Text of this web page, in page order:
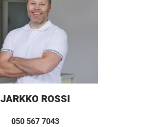
JARKKO ROSSI
050 567 7043